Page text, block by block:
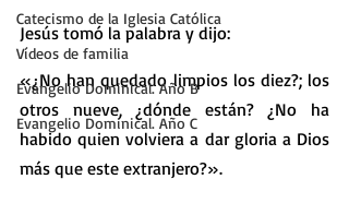
Catecismo de la Iglesia Católica
Vídeos de familia
Evangelio Dominical. Año B
Evangelio Dominical. Año C
Jesús tomó la palabra y dijo:
«¿No han quedado limpios los diez?; los
otros nueve, ¿dónde están? ¿No ha
habido quien volviera a dar gloria a Dios
más que este extranjero?».